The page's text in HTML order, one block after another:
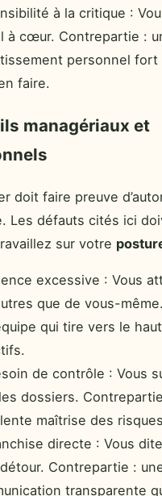
à la critique :
à cœur. Contrepartie :
personnel fort
faire.
managériaux et
doit faire preuve
Les défauts cités ici
sur votre
excessive : Vous
que de vous-
qui tire vers le
de contrôle : Vous
dossiers.
maîtrise des
directe : Vous
Contrepartie :
transparente